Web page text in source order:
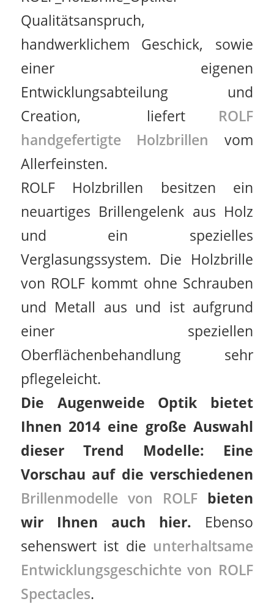
Qualitätsanspruch,
handwerklichem Geschick, sowie
einer eigenen
Entwicklungsabteilung und
Creation, liefert ROLF
handgefertigte Holzbrillen vom
Allerfeinsten.
ROLF Holzbrillen besitzen ein
neuartiges Brillengelenk aus Holz
und ein spezielles
Verglasungssystem. Die Holzbrille
von ROLF kommt ohne Schrauben
und Metall aus und ist aufgrund
einer speziellen
Oberflächenbehandlung sehr
pflegeleicht.
Die Augenweide Optik bietet
Ihnen 2014 eine große Auswahl
dieser Trend Modelle: Eine
Vorschau auf die verschiedenen
Brillenmodelle von ROLF bieten
wir Ihnen auch hier. Ebenso
sehenswert ist die unterhaltsame
Entwicklungsgeschichte von ROLF
Spectacles.